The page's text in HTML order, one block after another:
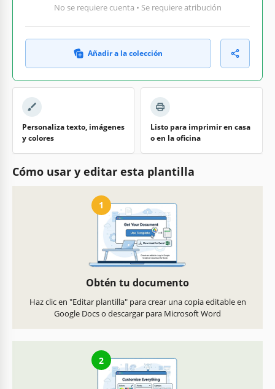
No se requiere cuenta • Se requiere atribución
Añadir a la colección
Personaliza texto, imágenes
y colores
Listo para imprimir en casa
o en la oficina
Cómo usar y editar esta plantilla
1
Obtén tu documento
Haz clic en "Editar plantilla" para crear una copia editable en
Google Docs o descargar para Microsoft Word
2